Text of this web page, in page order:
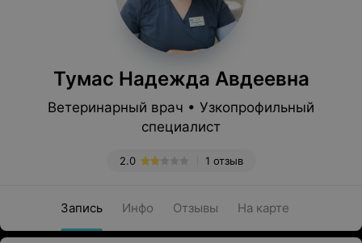
Тумас Надежда Авдеевна
Ветеринарный врач • Узкопрофильный
специалист
1 отзыв
2.0
Запись Инфо Отзывы На карте